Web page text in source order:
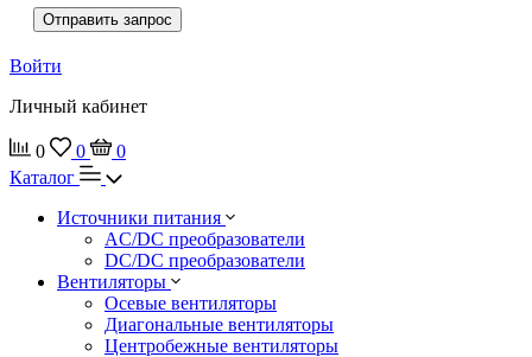
Отправить запрос
Войти
Личный кабинет
0 0
0
Каталог
Источники питания
AC/DC преобразователи
DC/DC преобразователи
Вентиляторы
Осевые вентиляторы
Диагональные вентиляторы
Центробежные вентиляторы